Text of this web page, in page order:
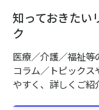
知っておきたい
ク
医療／介護／福祉等
コラム／トピックス
やすく、詳しくご紹